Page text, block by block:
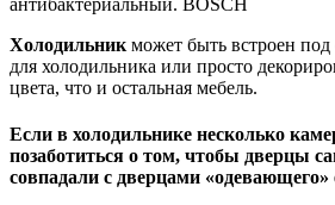
антибактериальный. BOSCH
Холодильник может быть встроен
для холодильника или просто
цвета, что и остальная мебель.
Если в холодильнике несколько
позаботиться о том, чтобы дверцы
совпадали с дверцами